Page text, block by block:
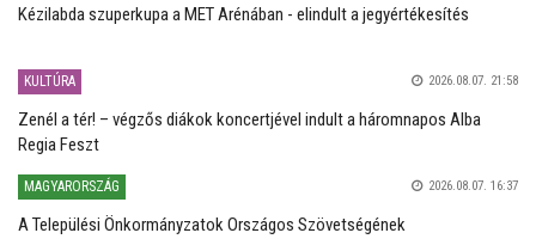
Kézilabda szuperkupa a MET Arénában - elindult a jegyértékesítés
KULTÚRA 2026.08.07. 21:58
Zenél a tér! – végzős diákok koncertjével indult a háromnapos Alba
Regia Feszt
MAGYARORSZÁG 2026.08.07. 16:37
A Települési Önkormányzatok Országos Szövetségének